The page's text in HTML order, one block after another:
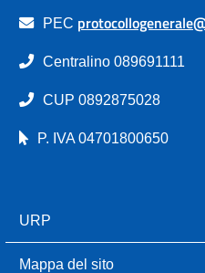
PEC
Centralino 089691111
CUP 0892875028
P. IVA 04701800650
URP
Mappa del sito